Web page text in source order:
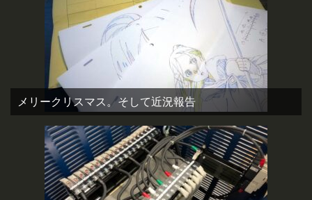
メリークリスマス。そして近況報告